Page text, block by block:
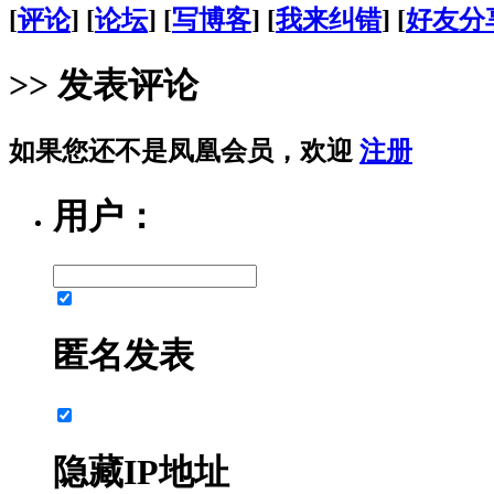
[评论] [论坛] [写博客] [我来纠错] [好友分
>> 发表评论
如果您还不是凤凰会员，欢迎 注册
用户：
匿名发表
隐藏IP地址